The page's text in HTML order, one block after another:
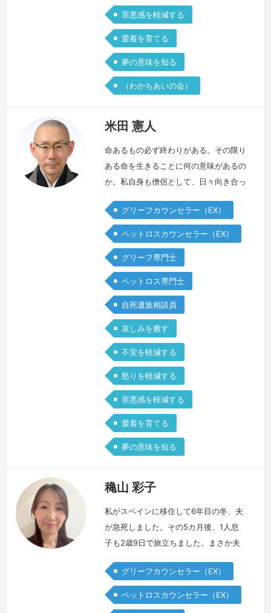
罪悪感を軽減する
愛着を育てる
夢の意味を知る
（わかちあいの会）
米田 憲人
命あるもの必ず終わりがある。その限り
ある命を生きることに何の意味があるの
か。私自身も僧侶として、日々向き合っ
自死を選びました。末期がんで闘病生活
の最中の事でした。我が師匠が自死を選
んだこと、悩み苦しんでいる姿に自分が
何も出来なかったこと。それからグリー
フを抱える一人として、様々な苦しみを
抱える方と接してきました。その中で自
身の悲しみの向き合い方も変わってきた
と感… 続きを見る »
グリーフカウンセラー（EX）
ペットロスカウンセラー（EX）
グリーフ専門士
ペットロス専門士
自死遺族相談員
哀しみを癒す
不安を軽減する
怒りを軽減する
罪悪感を軽減する
愛着を育てる
夢の意味を知る
穐山 彩子
私がスペインに移住して6年目の冬、夫
が急死しました。その5カ月後、1人息
子も2歳9日で旅立ちました。まさか夫
なくなるなんて…これが私の現実なの
か、夢ではないのか…スペインにいるこ
とを恨み、ただ真っ暗な世界に1人で突
グリーフカウンセラー（EX）
ペットロスカウンセラー（EX）